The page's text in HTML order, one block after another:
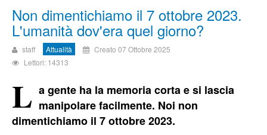
Non dimentichiamo il 7 ottobre 2023.
L'umanità dov'era quel giorno?
staff Attualità
Creato 07 Ottobre 2025
Lettori: 14313
L a gente ha la memoria corta e si lascia
manipolare facilmente. Noi non
dimentichiamo il 7 ottobre 2023.